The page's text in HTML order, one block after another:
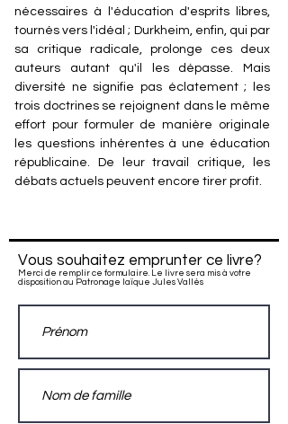
nécessaires à l'éducation d'esprits libres,
tournés vers l'idéal ; Durkheim, enfin, qui par
sa critique radicale, prolonge ces deux
auteurs autant qu'il les dépasse. Mais
diversité ne signifie pas éclatement ; les
trois doctrines se rejoignent dans le même
effort pour formuler de manière originale
les questions inhérentes à une éducation
républicaine. De leur travail critique, les
débats actuels peuvent encore tirer profit.
Vous souhaitez emprunter ce livre?
Merci de remplir ce formulaire. Le livre sera mis à votre
disposition au Patronage laïque Jules Vallès